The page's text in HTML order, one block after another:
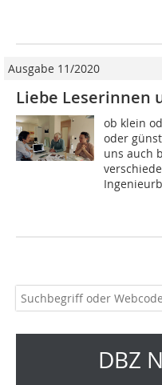
Ausgabe 11/2020
Liebe Leserinnen
ob klein
oder
uns auch
DBZ